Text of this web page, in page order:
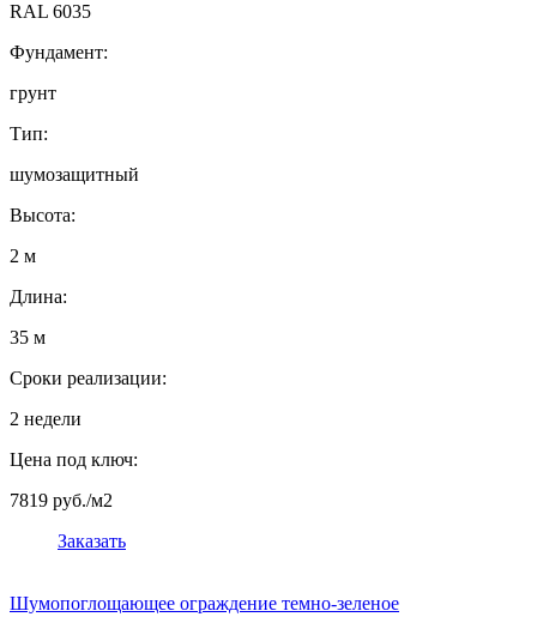
RAL 6035
Фундамент:
грунт
Тип:
шумозащитный
Высота:
2 м
Длина:
35 м
Сроки реализации:
2 недели
Цена под ключ:
7819 руб./м2
Заказать
Шумопоглощающее ограждение темно-зеленое